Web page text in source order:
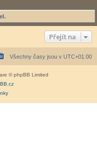
Přejít na
Všechny časy jsou v UTC+01:00
© phpBB Limited